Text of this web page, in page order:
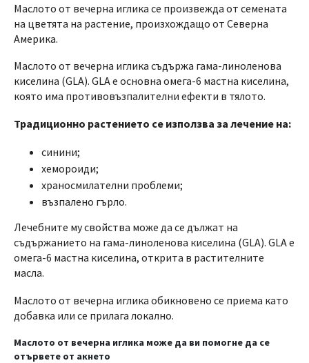
Маслото от вечерна иглика се произвежда от семената
на цветята на растение, произхождащо от Северна
Америка.
Маслото от вечерна иглика съдържа гама-линоленова
киселина (GLA). GLA е основна омега-6 мастна киселина,
която има противовъзпалителни ефекти в тялото.
Традиционно растението се използва за лечение на:
синини;
хемороиди;
храносмилателни проблеми;
възпалено гърло.
Лечебните му свойства може да се дължат на
съдържанието на гама-линоленова киселина (GLA). GLA е
омега-6 мастна киселина, открита в растителните
масла.
Маслото от вечерна иглика обикновено се приема като
добавка или се прилага локално.
Маслото от вечерна иглика може да ви помогне да се
отървете от акнето